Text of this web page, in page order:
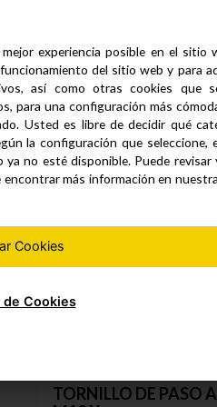
similares
TORNILLO DE PASO
experiencia posible en el sitio
del sitio web y para
así como otras cookies que
para una configuración más
Usted es libre de decidir qué
la configuración que seleccione,
no esté disponible. Puede revisar
más información en nuestra
Cookies
Cookies